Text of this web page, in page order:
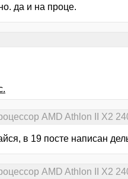
да и на проце.
AMD Athlon II X2
в 19 посте написан
AMD Athlon II X2